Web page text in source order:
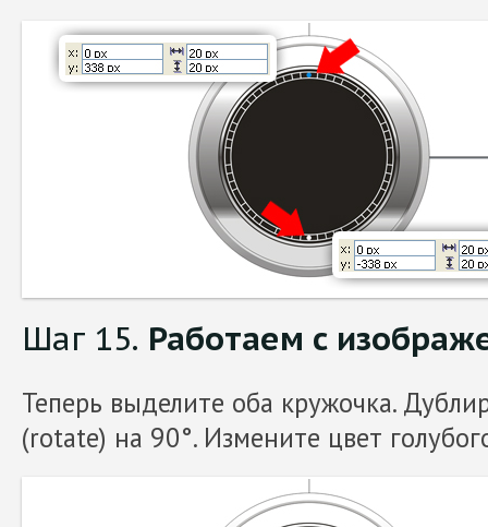
Шаг 15. Работаем с
Теперь выделите оба кружочка.
(rotate) на 90°. Измените цвет